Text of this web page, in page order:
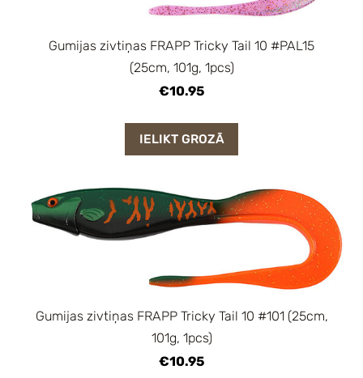
Gumijas zivtiņas FRAPP Tricky Tail 10 #PAL15
(25cm, 101g, 1pcs)
€10.95
IELIKT GROZĀ
Gumijas zivtiņas FRAPP Tricky Tail 10 #101 (25cm,
101g, 1pcs)
€10.95